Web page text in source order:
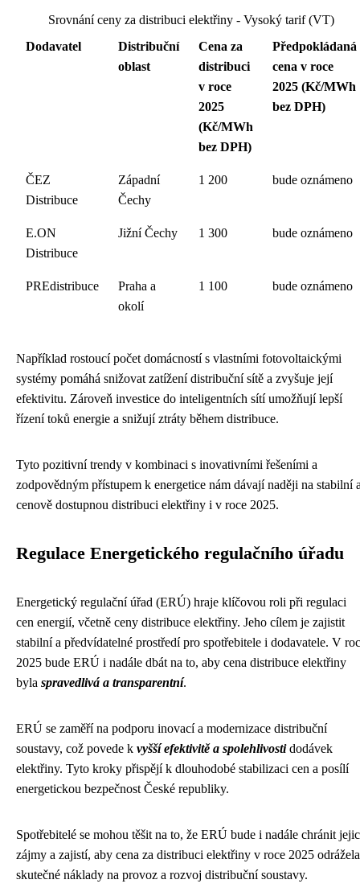
Srovnání ceny za distribuci elektřiny - Vysoký tarif (VT)
Dodavatel
Distribuční
oblast
Cena za
distribuci
v roce
2025
(Kč/MWh
bez DPH)
Předpokládaná
cena v roce
2025 (Kč/MWh
bez DPH)
ČEZ
Distribuce
Západní
Čechy
1 200 bude oznámeno
E.ON
Distribuce
Jižní Čechy 1 300 bude oznámeno
PREdistribuce
Praha a
okolí
1 100 bude oznámeno
Například rostoucí počet domácností s vlastními fotovoltaickými
systémy pomáhá snižovat zatížení distribuční sítě a zvyšuje její
efektivitu. Zároveň investice do inteligentních sítí umožňují lepší
řízení toků energie a snižují ztráty během distribuce.
Tyto pozitivní trendy v kombinaci s inovativními řešeními a
zodpovědným přístupem k energetice nám dávají naději na stabilní
cenově dostupnou distribuci elektřiny i v roce 2025.
Regulace Energetického regulačního úřadu
Energetický regulační úřad (ERÚ) hraje klíčovou roli při regulaci
cen energií, včetně ceny distribuce elektřiny. Jeho cílem je zajistit
stabilní a předvídatelné prostředí pro spotřebitele i dodavatele. V
2025 bude ERÚ i nadále dbát na to, aby cena distribuce elektřiny
byla spravedlivá a transparentní.
ERÚ se zaměří na podporu inovací a modernizace distribuční
soustavy, což povede k vyšší efektivitě a spolehlivostidodávek
elektřiny. Tyto kroky přispějí k dlouhodobé stabilizaci cen a posílí
energetickou bezpečnost České republiky.
Spotřebitelé se mohou těšit na to, že ERÚ bude i nadále chránit
zájmy a zajistí, aby cena za distribuci elektřiny v roce 2025 odrážela
skutečné náklady na provoz a rozvoj distribuční soustavy.